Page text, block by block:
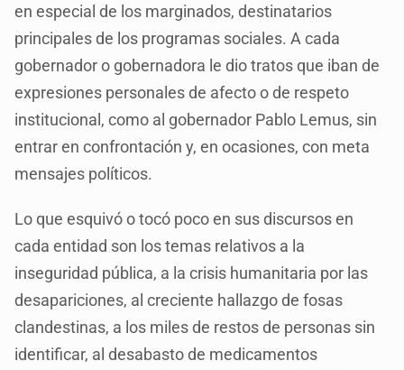
en especial de los marginados, destinatarios
principales de los programas sociales. A cada
gobernador o gobernadora le dio tratos que iban de
expresiones personales de afecto o de respeto
institucional, como al gobernador Pablo Lemus, sin
entrar en confrontación y, en ocasiones, con meta
mensajes políticos.
Lo que esquivó o tocó poco en sus discursos en
cada entidad son los temas relativos a la
inseguridad pública, a la crisis humanitaria por las
desapariciones, al creciente hallazgo de fosas
clandestinas, a los miles de restos de personas sin
identificar, al desabasto de medicamentos